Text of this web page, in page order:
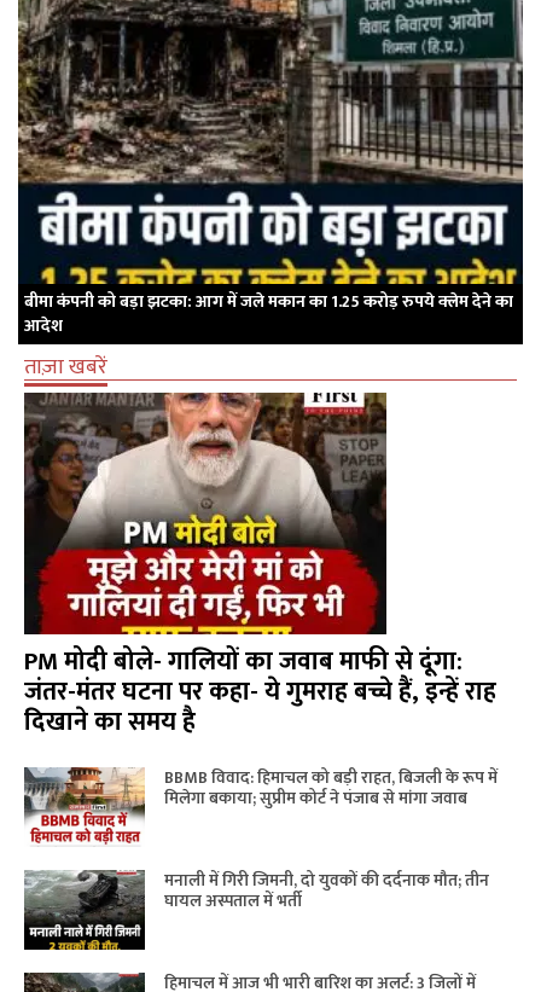
बीमा कंपनी को बड़ा झटका: आग में जले मकान का 1.25 करोड़ रुपये क्लेम देने का
आदेश
ताज़ा खबरें
PM मोदी बोले- गालियों का जवाब माफी से दूंगा:
जंतर-मंतर घटना पर कहा- ये गुमराह बच्चे हैं, इन्हें राह
दिखाने का समय है
BBMB विवाद: हिमाचल को बड़ी राहत, बिजली के रूप में
मिलेगा बकाया; सुप्रीम कोर्ट ने पंजाब से मांगा जवाब
मनाली में गिरी जिमनी, दो युवकों की दर्दनाक मौत; तीन
घायल अस्पताल में भर्ती
हिमाचल में आज भी भारी बारिश का अलर्ट: 3 जिलों में